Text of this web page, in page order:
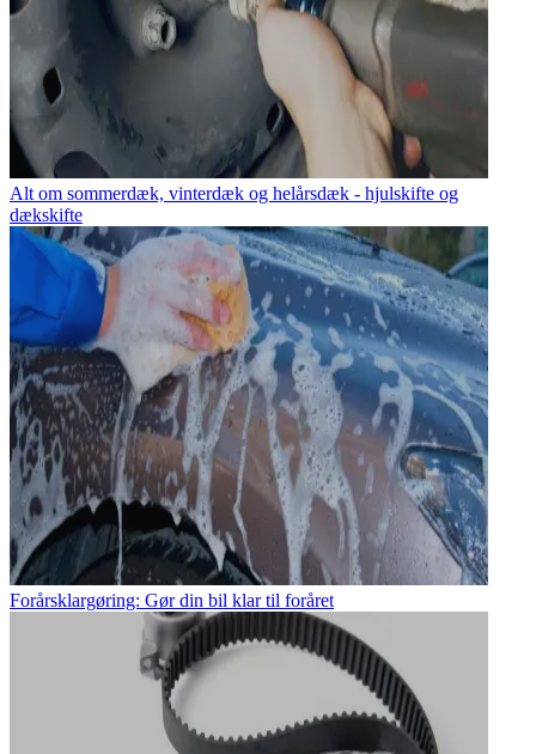
Alt om sommerdæk, vinterdæk og helårsdæk - hjulskifte og
dækskifte
Forårsklargøring: Gør din bil klar til foråret